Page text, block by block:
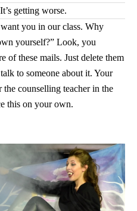
getting worse.
want you in our class. Why
yourself?” Look, you
of these mails. Just delete them
to someone about it. Your
counselling teacher in the
this on your own.